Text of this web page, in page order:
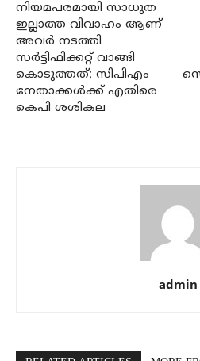
നിയമപരമായി സാധുത
ഇല്ലാത്ത വിവാഹം ആണ്
അവർ നടത്തി
സർട്ടിഫിക്കറ്റ് വാങ്ങി
കൊടുത്തത്: സിപിഎം
നേതാക്കൾക്ക് എതിരെ
കെപി ശശികല
admin